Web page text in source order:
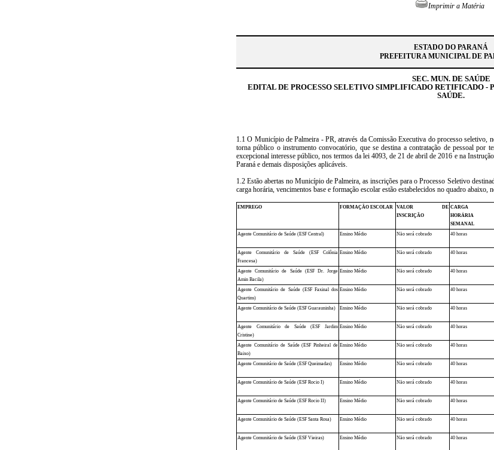
Imprimir a Matéria
ESTADO DO PARANÁ
PREFEITURA MUNICIPAL DE
SEC. MUN. DE SAÚDE
EDITAL DE PROCESSO SELETIVO SIMPLIFICADO RETIFICADO -
SAÚDE.
1.1 O Município de Palmeira - PR, através da Comissão Executiva do processo seletivo,
torna público o instrumento convocatório, que se destina a contratação de pessoal por
excepcional interesse público, nos termos da lei 4093, de 21 de abril de 2016 e na
Paraná e demais disposições aplicáveis.
1.2 Estão abertas no Município de Palmeira, as inscrições para o Processo Seletivo
carga horária, vencimentos base e formação escolar estão estabelecidos no quadro
EMPREGO FORMAÇÃO ESCOLAR
VALOR DE
INSCRIÇÃO
CARGA
HORÁRIA
SEMANAL
Agente Comunitário de Saúde (ESF Central) Ensino Médio Não será cobrado 40 horas
Agente Comunitário de Saúde (ESF Colônia
Francesa)
Ensino Médio Não será cobrado 40 horas
Agente Comunitário de Saúde (ESF Dr. Jorge
Amin Bacila)
Ensino Médio Não será cobrado 40 horas
Agente Comunitário de Saúde (ESF Faxinal dos
Quartins)
Ensino Médio Não será cobrado 40 horas
Agente Comunitário de Saúde (ESF Guarauninha) Ensino Médio Não será cobrado 40 horas
Agente Comunitário de Saúde (ESF Jardim
Cristine)
Ensino Médio Não será cobrado 40 horas
Agente Comunitário de Saúde (ESF Pinheiral de
Baixo)
Ensino Médio Não será cobrado 40 horas
Agente Comunitário de Saúde (ESF Queimadas) Ensino Médio Não será cobrado 40 horas
Agente Comunitário de Saúde (ESF Rocio I) Ensino Médio Não será cobrado 40 horas
Agente Comunitário de Saúde (ESF Rocio II) Ensino Médio Não será cobrado 40 horas
Agente Comunitário de Saúde (ESF Santa Rosa) Ensino Médio Não será cobrado 40 horas
Agente Comunitário de Saúde (ESF Vieiras) Ensino Médio Não será cobrado 40 horas